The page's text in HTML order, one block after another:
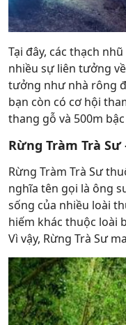
Tại đây, các thạch
nhiều sự liên tưởng
tưởng như nhà rông
bạn còn có cơ hội
thang gỗ và 500m
Rừng Tràm Trà
Rừng Tràm Trà Sư
nghĩa tên gọi là ông
sống của nhiều loài
hiếm khác thuộc loài
Vì vậy, Rừng Trà Sư